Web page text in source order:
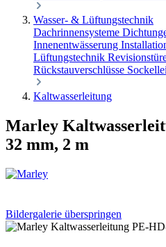
Wasser- & Lüftungstechnik
Dachrinnensysteme
Innenentwässerung
Lüftungstechnik
Rückstauverschlüsse
Kaltwasserleitung
Marley
32 mm, 2 m
Bildergalerie überspringen